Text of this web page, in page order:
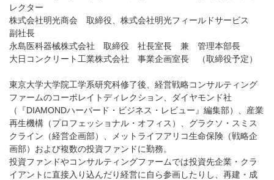
レクター
株式会社明光商会 取締役、株式会社明光フィールドサービス
副社長
永島医科器械株式会社 取締役 社長室長 兼 管理本部長
大日コンクリート工業株式会社 事業企画室長 （取締役予定）
東京大学大学院工学系研究科修了後、経営戦略コンサルティング
ファームのコーポレイトディレクション、ダイヤモンド社
（『DIAMONDハーバード・ビジネス・レビュー』編集部）、産業
再生機構（プロフェッショナル・オフィス）、グラクソ・スミス
クライン（経営企画部）、メットライフアリコ生命保険（戦略企
画部）および複数の投資ファンドに勤務。
投資ファンドやコンサルティングファームでは投資先企業・クラ
イアントに直接入り込んだり経営に自ら参画したりし、再建・成